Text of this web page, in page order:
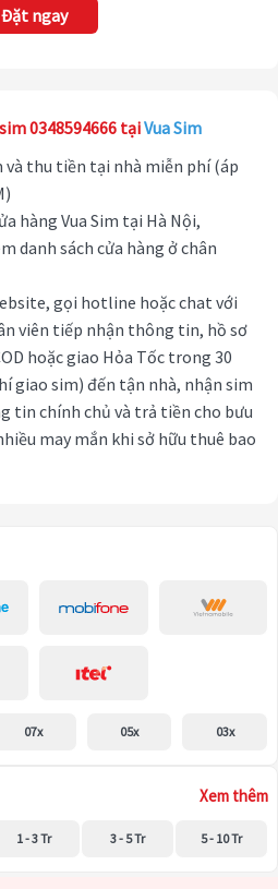
Đặt ngay
0348594666 tạiVua Sim
và thu tiền tại nhà miễn phí (áp
hàng Vua Sim tại Hà Nội,
danh sách cửa hàng ở chân
gọi hotline hoặc chat với
viên tiếp nhận thông tin, hồ sơ
hoặc giao Hỏa Tốc trong 30
giao sim) đến tận nhà, nhận sim
tin chính chủ và trả tiền cho bưu
may mắn khi sở hữu thuê bao
07x 05x 03x
Xem thêm
1 - 3 Tr 3 - 5 Tr 5 - 10 Tr